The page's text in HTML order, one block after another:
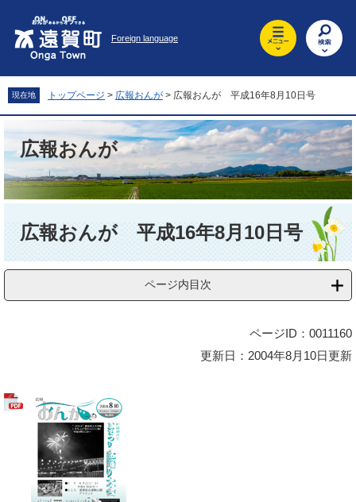
先
頭
を
飛
文
へ
Foreign language
現在地 トップページ > 広報おんが > 広報おんが 平成16年8月10日号
広報おんが
広報おんが 平成16年8月10日号
ページ内目次
ページID：0011160
更新日：2004年8月10日更新